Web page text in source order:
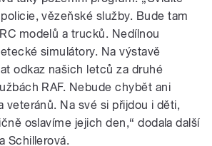
vězeňské služby. Bude tam
modelů a trucků. Nedílnou
simulátory. Na výstavě
odkaz našich letců za druhé
RAF. Nebude chybět ani
veteránů. Na své si přijdou i děti,
oslavíme jejich den,“ dodala další
Schillerová.